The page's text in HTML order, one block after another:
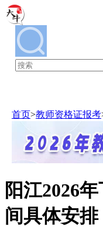
首页>教师资格证报考
阳江2026
间具体安排